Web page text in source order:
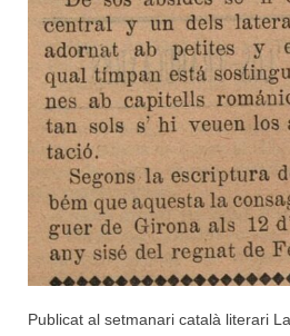
Publicat al setmanari català literari